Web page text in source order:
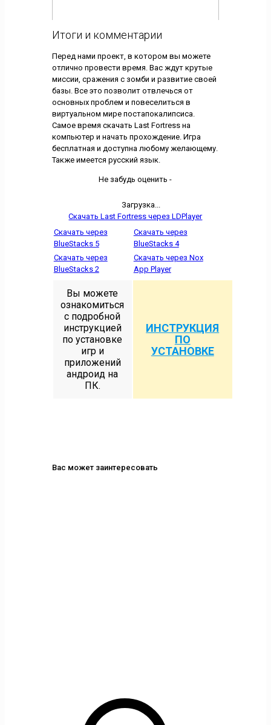
Итоги и комментарии
Перед нами проект, в котором вы можете
отлично провести время. Вас ждут крутые
миссии, сражения с зомби и развитие своей
базы. Все это позволит отвлечься от
основных проблем и повеселиться в
виртуальном мире постапокалипсиса.
Самое время скачать Last Fortress на
компьютер и начать прохождение. Игра
бесплатная и доступна любому желающему.
Также имеется русский язык.
Не забудь оценить -
Загрузка...
Скачать Last Fortress через LDPlayer
Скачать через
BlueStacks 5
Скачать через
BlueStacks 4
Скачать через
BlueStacks 2
Скачать через Nox
App Player
Вы можете
ознакомиться
с подробной
инструкцией
по установке
игр и
приложений
андроид на
ПК.
ИНСТРУКЦИЯ
ПО
УСТАНОВКЕ
Вас может заинтересовать